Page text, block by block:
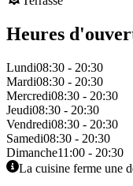
Heures
Lundi08:30 - 20:30
Mardi08:30 - 20:30
Mercredi08:30 - 20:30
Jeudi08:30 - 20:30
Vendredi08:30 - 20:30
Samedi08:30 - 20:30
Dimanche11:00 - 20:30
La cuisine ferme une